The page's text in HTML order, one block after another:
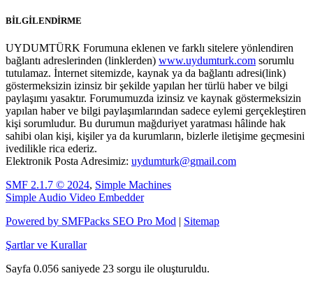
BİLGİLENDİRME
UYDUMTÜRK Forumuna eklenen ve farklı sitelere yönlendiren
bağlantı adreslerinden (linklerden) www.uydumturk.com sorumlu
tutulamaz. İnternet sitemizde, kaynak ya da bağlantı adresi(link)
göstermeksizin izinsiz bir şekilde yapılan her türlü haber ve bilgi
paylaşımı yasaktır. Forumumuzda izinsiz ve kaynak göstermeksizin
yapılan haber ve bilgi paylaşımlarından sadece eylemi gerçekleştiren
kişi sorumludur. Bu durumun mağduriyet yaratması hâlinde hak
sahibi olan kişi, kişiler ya da kurumların, bizlerle iletişime geçmesini
ivedilikle rica ederiz.
Elektronik Posta Adresimiz: uydumturk@gmail.com
SMF 2.1.7 © 2024, Simple Machines
Simple Audio Video Embedder
Powered by SMFPacks SEO Pro Mod | Sitemap
Şartlar ve Kurallar
Sayfa 0.056 saniyede 23 sorgu ile oluşturuldu.